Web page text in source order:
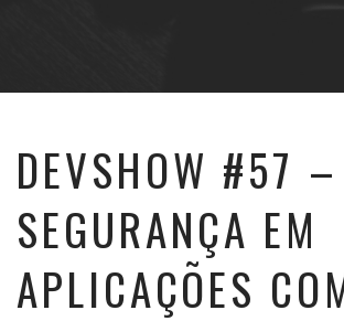
DEVSHOW #57 –
SEGURANÇA EM
APLICAÇÕES